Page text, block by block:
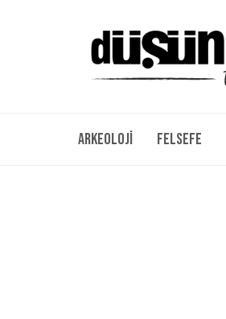
Arkeoloji Felsefe